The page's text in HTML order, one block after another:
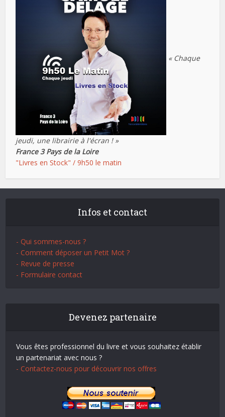
« Chaque
jeudi, une librairie à l'écran ! »
France 3 Pays de la Loire
"Livres en Stock" / 9h50 le matin
Infos et contact
- Qui sommes-nous ?
- Comment déposer un Petit Mot ?
- Revue de presse
- Formulaire contact
Devenez partenaire
Vous êtes professionnel du livre et vous souhaitez établir
un partenariat avec nous ?
- Contactez-nous pour découvrir nos offres